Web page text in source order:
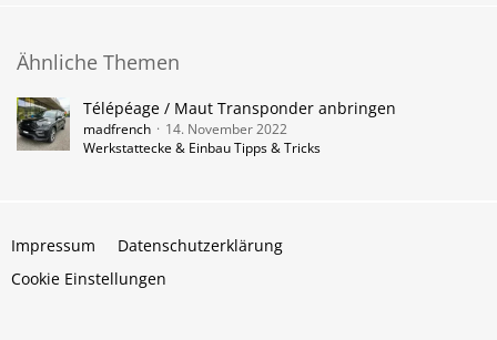
Ähnliche Themen
Télépéage / Maut Transponder anbringen
madfrench
14. November 2022
Werkstattecke & Einbau Tipps & Tricks
Impressum
Datenschutzerklärung
Cookie Einstellungen